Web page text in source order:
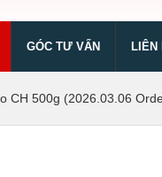
GÓC TƯ VẤN LIÊN
CH 500g (2026.03.06